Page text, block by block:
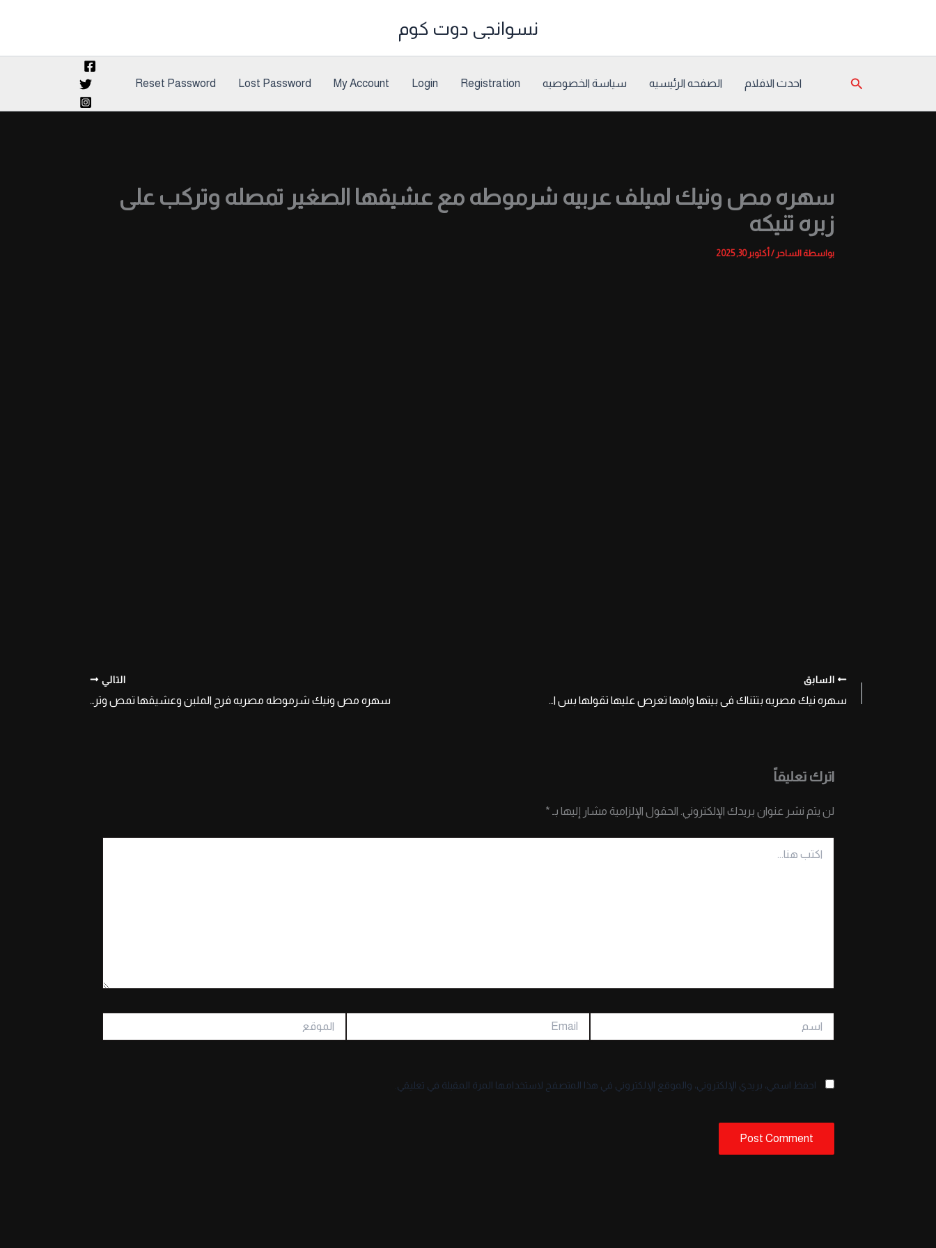
نسوانجى دوت كوم
البحث احدث الافلام الصفحه الرئيسيه سياسة الخصوصيه Registration
Login
My Account
Lost Password
Reset Password
سهره مص ونيك لميلف عربيه شرموطه مع عشيقها الصغير تمصله وتركب على
زبره تنيكه
بواسطة الساحر/أكتوبر 30, 2025
السابق
سهره نيك مصريه بتتناك فى بيتها وامها تعرص عليها تقولها بس اماما عشان البت حسن مشى
التالي
سهره مص ونيك شرموطه مصريه فرح الملبن وعشيقها تمص وترضع زبره وتركب عليه تنيكه وتقوله نفسك فى ايه عايز تنيكنى
اترك تعليقاً
لن يتم نشر عنوان بريدك الإلكتروني. الحقول الإلزامية مشار إليها بـ *
هنا...
احفظ اسمي، بريدي الإلكتروني، والموقع الإلكتروني في هذا المتصفح لاستخدامها المرة المقبلة في تعليقي.